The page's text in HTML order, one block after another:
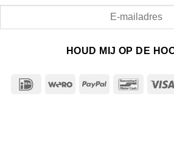
HOUD MIJ OP DE
IDeal Wero PayPal